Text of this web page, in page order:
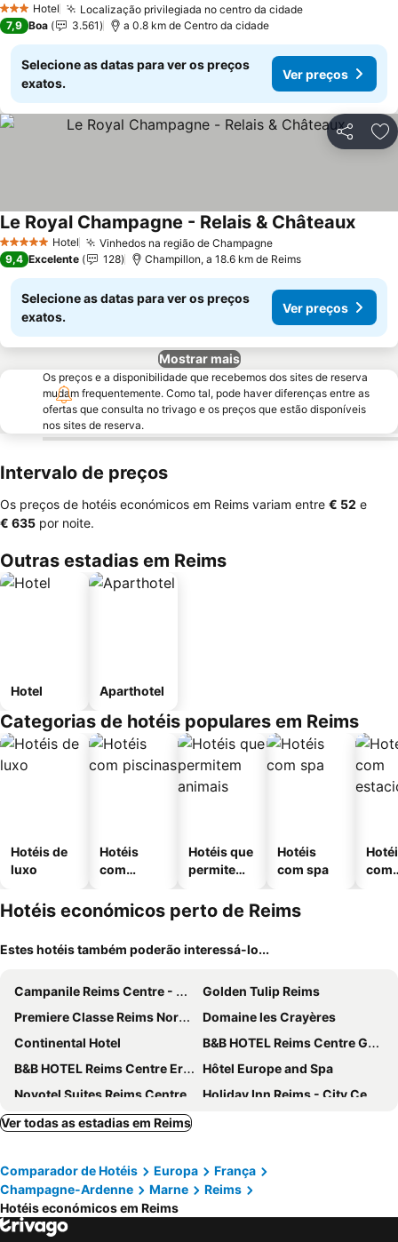
3 EstrelasHotel Localização privilegiada no centro da cidade
7,9 Boa 3.561 a 0.8 km de Centro da cidade
Selecione as datas para ver os preços
exatos.
Ver preços
Partilhar
5 Estrelas Hotel Vinhedos na região de Champagne
Le Royal Champagne - Relais & Châteaux
9,4 Excelente 128 Champillon, a 18.6 km de Reims
Selecione as datas para ver os preços
exatos.
Ver preços
Mostrar mais
Os preços e a disponibilidade que recebemos dos sites de reserva
mudam frequentemente. Como tal, pode haver diferenças entre as
ofertas que consulta no trivago e os preços que estão disponíveis
nos sites de reserva.
Intervalo de preços
Os preços de hotéis económicos em Reims variam entre ‎€ 52 e
‎€ 635 por noite.
Outras estadias em Reims
Hotel Aparthotel
Categorias de hotéis populares em Reims
Hotéis de
luxo
Hotéis
com
Hotéis que
permitem
Hotéis
com spa
com
Hotéis económicos perto de Reims
Estes hotéis também poderão interessá-lo...
Campanile Reims Centre - Cathedrale
Golden Tulip Reims
Premiere Classe Reims Nord - Bétheny
Domaine les Crayères
Continental Hotel
B&B HOTEL Reims Centre Gare
B&B HOTEL Reims Centre Erlon
Hôtel Europe and Spa
Novotel Suites Reims Centre
Holiday Inn Reims - City Centre By Ihg
Holiday Inn Express & Suites Reims - Rives De Vesle By Ihg
Kyriad Reims Est - Parc Expositions
Les Berceaux de la Cathedrale
Best Western Premier Hotel de la Paix
Hotel Azur Reims
Hyatt Centric Reims
Ver todas as estadias em Reims
Comparador de Hotéis Europa
França
Champagne-Ardenne
Marne
Reims
Hotéis económicos em Reims